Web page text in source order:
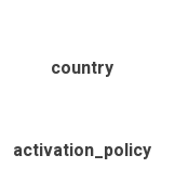
country
activation_policy